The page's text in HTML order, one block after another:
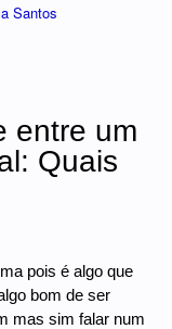
Santos
entre um
Quais
pois é algo que
bom de ser
mas sim falar num